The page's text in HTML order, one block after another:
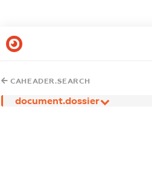
CAHEADER.SEARCH
document.dossier